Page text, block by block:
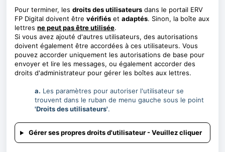
Pour terminer, les droits des utilisateurs dans le portail ERV
FP Digital doivent être vérifiés et adaptés. Sinon, la boîte aux
lettres ne peut pas être utilisée.
Si vous avez ajouté d'autres utilisateurs, des autorisations
doivent également être accordées à ces utilisateurs. Vous
pouvez accorder uniquement les autorisations de base pour
envoyer et lire les messages, ou également accorder des
droits d'administrateur pour gérer les boîtes aux lettres.
a. Les paramètres pour autoriser l'utilisateur se
trouvent dans le ruban de menu gauche sous le point
'Droits des utilisateurs'.
Gérer ses propres droits d'utilisateur - Veuillez cliquer